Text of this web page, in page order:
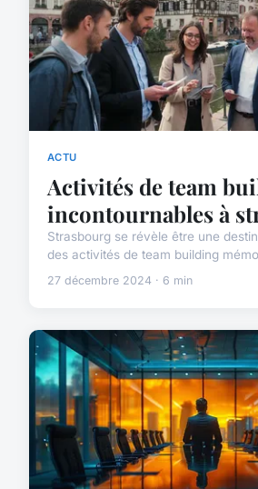
ACTU
Activités de team
incontournables à
Strasbourg se révèle être une
des activités de team building
27 décembre 2024 · 6 min